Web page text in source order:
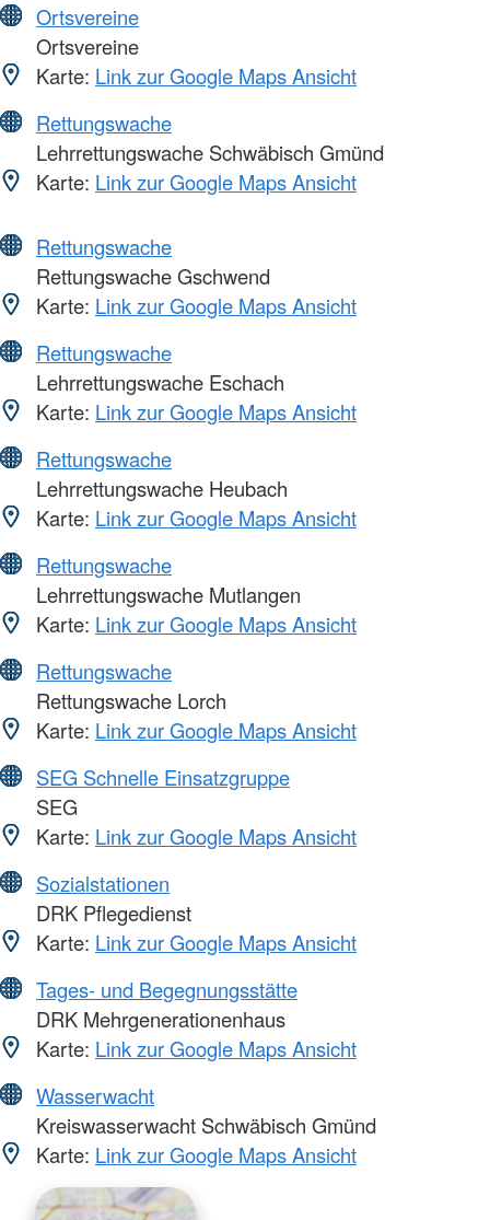
Ortsvereine
Ortsvereine
Karte: Link zur Google Maps Ansicht
Rettungswache
Lehrrettungswache Schwäbisch Gmünd
Karte: Link zur Google Maps Ansicht
Rettungswache
Rettungswache Gschwend
Karte: Link zur Google Maps Ansicht
Rettungswache
Lehrrettungswache Eschach
Karte: Link zur Google Maps Ansicht
Rettungswache
Lehrrettungswache Heubach
Karte: Link zur Google Maps Ansicht
Rettungswache
Lehrrettungswache Mutlangen
Karte: Link zur Google Maps Ansicht
Rettungswache
Rettungswache Lorch
Karte: Link zur Google Maps Ansicht
SEG Schnelle Einsatzgruppe
SEG
Karte: Link zur Google Maps Ansicht
Sozialstationen
DRK Pflegedienst
Karte: Link zur Google Maps Ansicht
Tages- und Begegnungsstätte
DRK Mehrgenerationenhaus
Karte: Link zur Google Maps Ansicht
Wasserwacht
Kreiswasserwacht Schwäbisch Gmünd
Karte: Link zur Google Maps Ansicht